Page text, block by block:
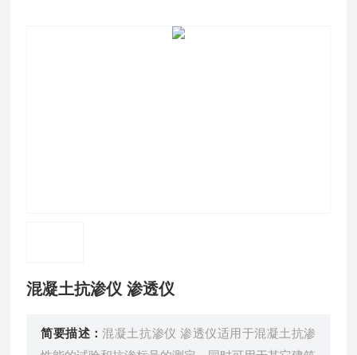
混凝土抗渗仪 渗透仪
简要描述：混凝土抗渗仪 渗透仪适用于混凝土抗渗